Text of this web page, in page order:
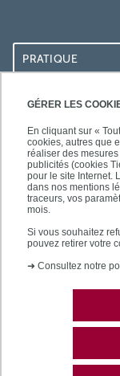
GÉRER LES
En cliquant sur «
cookies, autres que
réaliser des
publicités (cookies
pour le site Internet.
dans nos mentions
traceurs, vos
mois.
Si vous souhaitez
pouvez retirer votre
➜ Consultez notre
PRATIQUE
ACCÈS RAPIDES
LES BU SUR...
Contactez les